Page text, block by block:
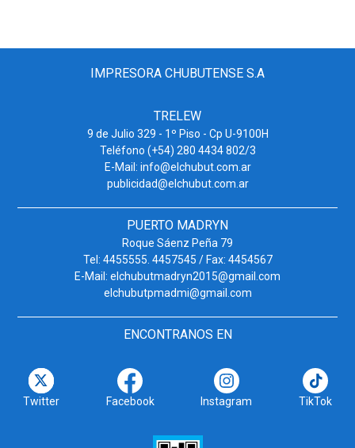
IMPRESORA CHUBUTENSE S.A
TRELEW
9 de Julio 329 - 1º Piso - Cp U-9100H
Teléfono (+54) 280 4434 802/3
E-Mail: info@elchubut.com.ar
publicidad@elchubut.com.ar
PUERTO MADRYN
Roque Sáenz Peña 79
Tel: 4455555. 4457545 / Fax: 4454567
E-Mail: elchubutmadryn2015@gmail.com
elchubutpmadmi@gmail.com
ENCONTRANOS EN
Twitter Facebook Instagram TikTok